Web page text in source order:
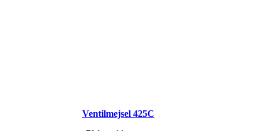
Ventilmejsel 425C